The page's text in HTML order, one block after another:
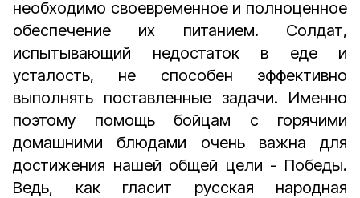
необходимо своевременное и полноценное
обеспечение их питанием. Солдат,
испытывающий недостаток в еде и
усталость, не способен эффективно
выполнять поставленные задачи. Именно
поэтому помощь бойцам с горячими
домашними блюдами очень важна для
достижения нашей общей цели - Победы.
Ведь, как гласит русская народная